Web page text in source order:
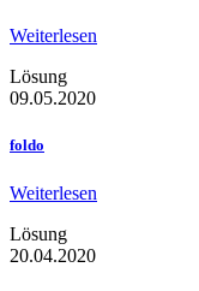
Weiterlesen
Lösung
09.05.2020
foldo
Weiterlesen
Lösung
20.04.2020